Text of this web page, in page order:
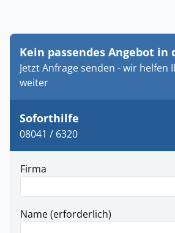
Kein passendes Angebot in
Jetzt Anfrage senden - wir helfen
weiter
Soforthilfe
08041 / 6320
Firma
Name (erforderlich)